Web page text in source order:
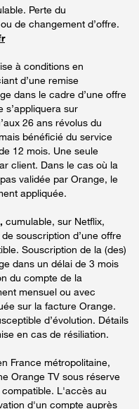
Perte du
de changement d’offre.
à conditions en
d’une remise
dans le cadre d’une offre
s’appliquera sur
26 ans révolus du
bénéficié du service
12 mois. Une seule
client. Dans le cas où la
validée par Orange, le
appliquée.
cumulable, sur Netflix,
souscription d’une offre
Souscription de la (des)
dans un délai de 3 mois
du compte de la
mensuel ou avec
sur la facture Orange.
d’évolution. Détails
en cas de résiliation.
France métropolitaine,
Orange TV sous réserve
L'accès au
d'un compte auprès